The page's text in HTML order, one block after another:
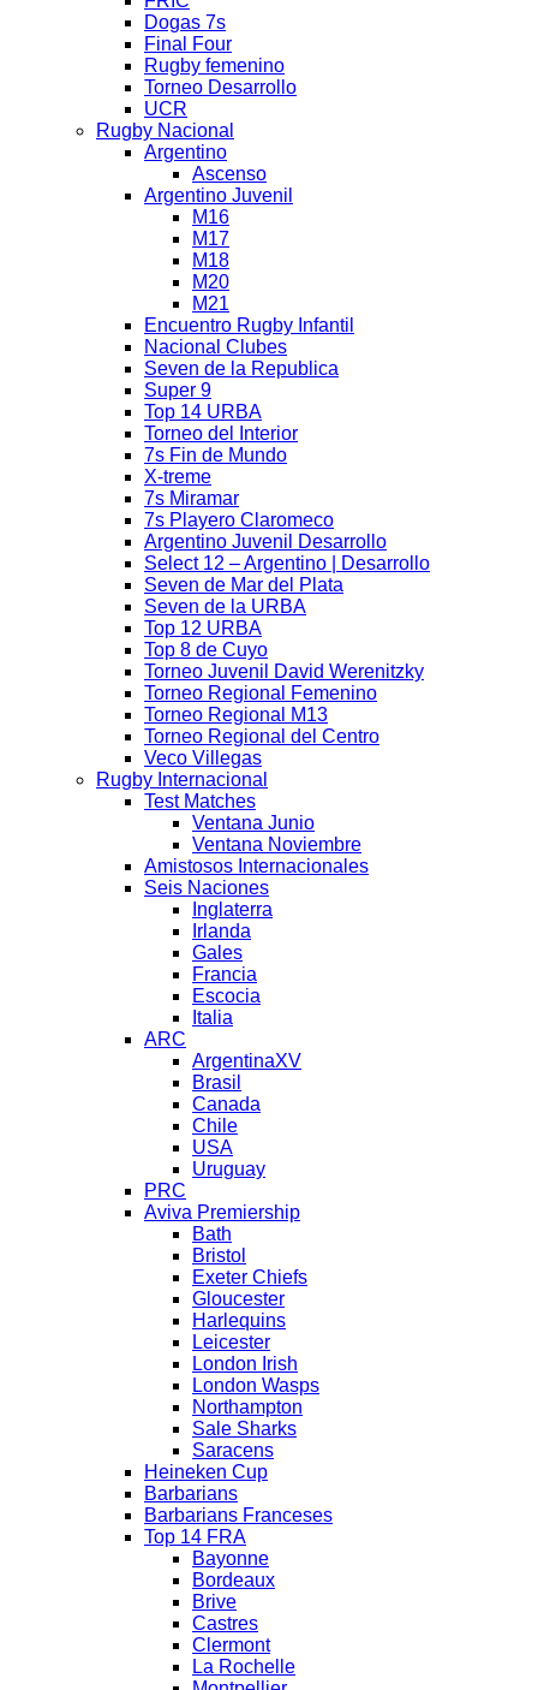
Dogas 7s
Final Four
Rugby femenino
Torneo Desarrollo
UCR
Rugby Nacional
Argentino
Ascenso
Argentino Juvenil
M16
M17
M18
M20
M21
Encuentro Rugby Infantil
Nacional Clubes
Seven de la Republica
Super 9
Top 14 URBA
Torneo del Interior
7s Fin de Mundo
X-treme
7s Miramar
7s Playero Claromeco
Argentino Juvenil Desarrollo
Select 12 – Argentino | Desarrollo
Seven de Mar del Plata
Seven de la URBA
Top 12 URBA
Top 8 de Cuyo
Torneo Juvenil David Werenitzky
Torneo Regional Femenino
Torneo Regional M13
Torneo Regional del Centro
Veco Villegas
Rugby Internacional
Test Matches
Ventana Junio
Ventana Noviembre
Amistosos Internacionales
Seis Naciones
Inglaterra
Irlanda
Gales
Francia
Escocia
Italia
ARC
ArgentinaXV
Brasil
Canada
Chile
USA
Uruguay
PRC
Aviva Premiership
Bath
Bristol
Exeter Chiefs
Gloucester
Harlequins
Leicester
London Irish
London Wasps
Northampton
Sale Sharks
Saracens
Heineken Cup
Barbarians
Barbarians Franceses
Top 14 FRA
Bayonne
Bordeaux
Brive
Castres
Clermont
La Rochelle